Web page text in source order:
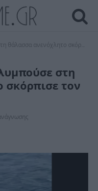
ανενόχλητο σκόρπισε τον πανικό
στη
σκόρπισε τον